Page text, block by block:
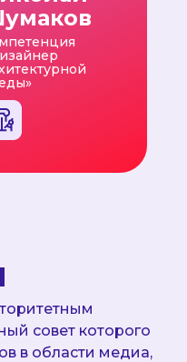
совет которого
в области медиа,